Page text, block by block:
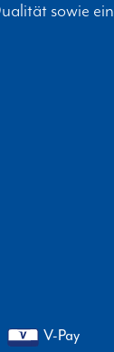
sowie ein
V-Pay